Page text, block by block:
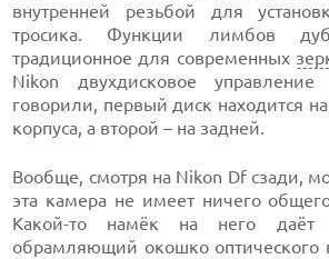
внутренней резьбой для
тросика. Функции лимбов
традиционное для современных
Nikon двухдисковое
говорили, первый диск находится
корпуса, а второй – на задней.
Вообще, смотря на Nikon Df сзади,
эта камера не имеет ничего
Какой-то намёк на него даёт
обрамляющий окошко оптического